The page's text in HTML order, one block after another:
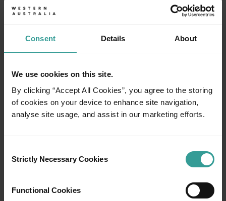
Consent Details About
We use cookies on this site.
By clicking “Accept All Cookies”, you agree to the storing
of cookies on your device to enhance site navigation,
analyse site usage, and assist in our marketing efforts.
Selection
Strictly Necessary Cookies
Functional Cookies
01